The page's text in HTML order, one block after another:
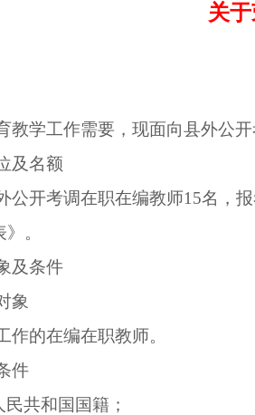
关
教学工作需要，现面向县外公
及名额
公开考调在职在编教师15名，
。
及条件
象
作的在编在职教师。
件
共和国国籍；